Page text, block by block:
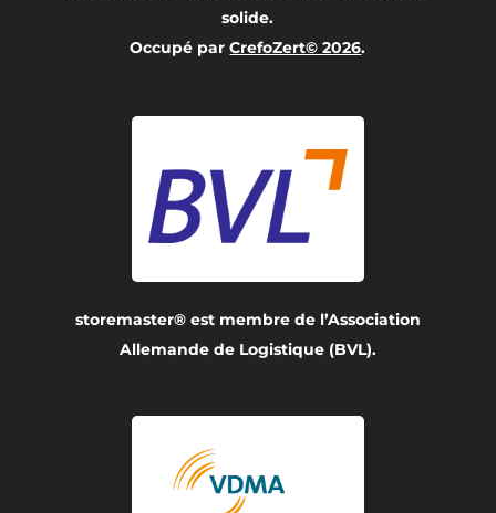
solide.
Occupé parCrefoZert© 2026.
storemaster® est membre de l’Association
Allemande de Logistique (BVL).